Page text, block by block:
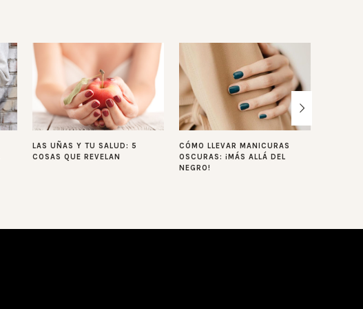
LAS UÑAS Y TU SALUD: 5
COSAS QUE REVELAN
CÓMO LLEVAR MANICURAS
OSCURAS: ¡MÁS ALLÁ DEL
NEGRO!